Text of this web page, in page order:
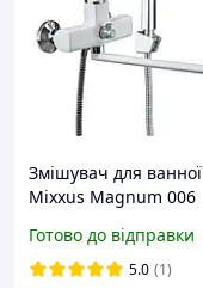
Змішувач для ванної
Mixxus Magnum 006
Готово до відправки
5.0 (1)